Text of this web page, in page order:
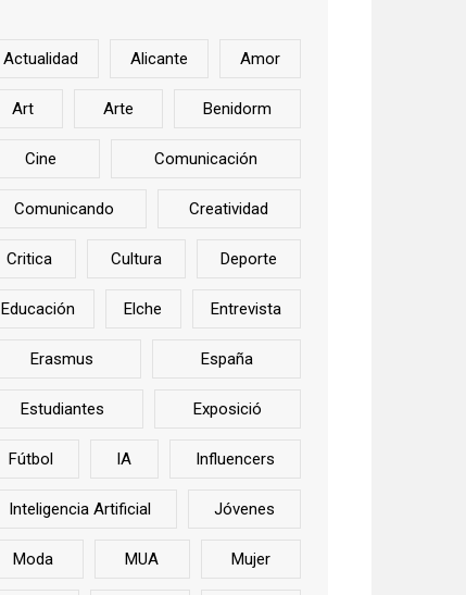
Actualidad Alicante Amor
Art Arte Benidorm
Cine Comunicación
Comunicando Creatividad
Critica Cultura Deporte
Educación Elche Entrevista
Erasmus España
Estudiantes Exposició
Fútbol IA Influencers
Inteligencia Artificial Jóvenes
Moda MUA Mujer